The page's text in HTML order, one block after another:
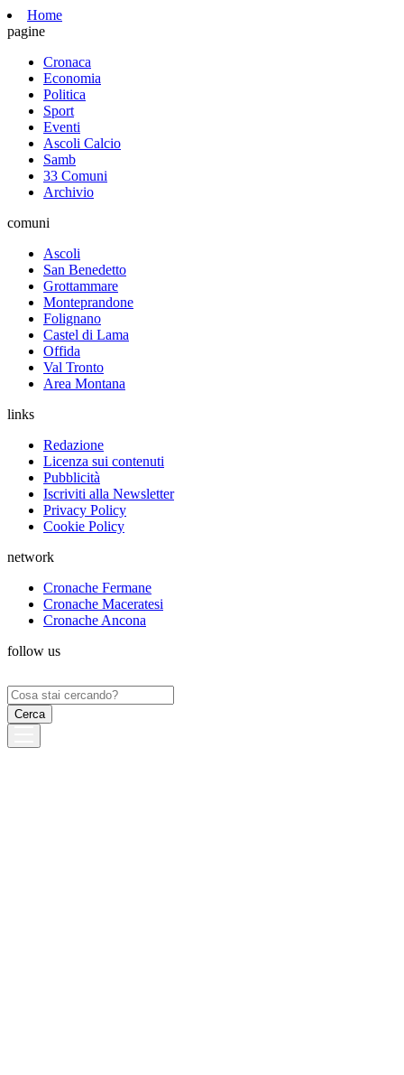
Home
pagine
Cronaca
Economia
Politica
Sport
Eventi
Ascoli Calcio
Samb
33 Comuni
Archivio
comuni
Ascoli
San Benedetto
Grottammare
Monteprandone
Folignano
Castel di Lama
Offida
Val Tronto
Area Montana
links
Redazione
Licenza sui contenuti
Pubblicità
Iscriviti alla Newsletter
Privacy Policy
Cookie Policy
network
Cronache Fermane
Cronache Maceratesi
Cronache Ancona
follow us
Ricerca
per: